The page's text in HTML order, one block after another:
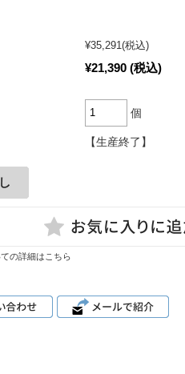
¥35,291(税込)
¥21,390 (税込)
個
【生産終了】
の詳細はこちら